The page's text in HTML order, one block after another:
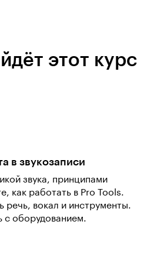
этот курс
в звукозаписи
звука, принципами
как работать в Pro Tools.
речь, вокал и инструменты.
с оборудованием.